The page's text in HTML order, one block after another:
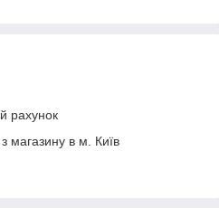
рахунок
магазину в м. Київ